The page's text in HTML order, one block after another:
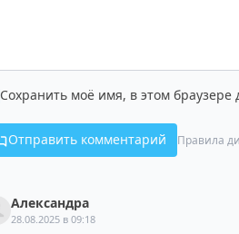
Сохранить моё имя, в этом
Отправить комментарий Правила
Александра
28.08.2025 в 09:18